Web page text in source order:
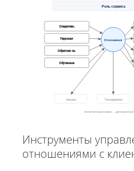
Роль сервиса
Оперативн.
Персонал
Обратная св.
Обученные
Отношения
Эмоция Техподдержка
Качественный сервис → долгосрочный
Инструменты
отношениями с